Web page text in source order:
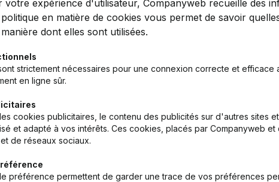
Publication
Siège Social
votre expérience d'utilisateur, Companyweb recueille des
en matière de cookies vous permet de savoir
dont elles sont utilisées.
strictement nécessaires pour une connexion correcte et efficace
en ligne sûr.
cookies publicitaires, le contenu des publicités sur d'autres sites
et adapté à vos intérêts. Ces cookies, placés par Companyweb
de réseaux sociaux.
préférence permettent de garder une trace de vos préférences